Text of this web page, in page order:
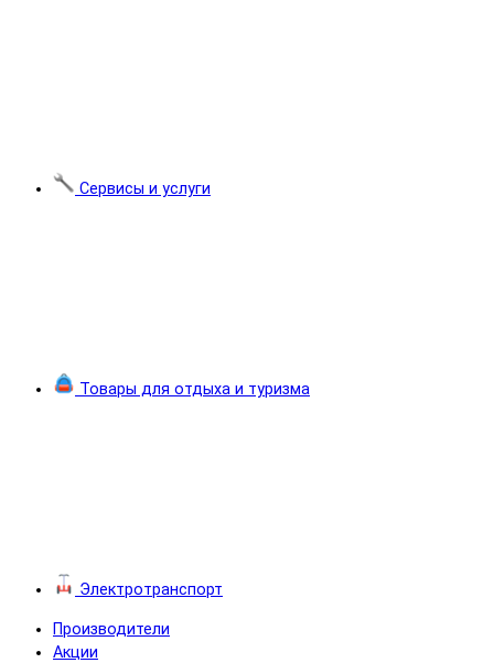
Сервисы и услуги
Товары для отдыха и туризма
Электротранспорт
Производители
Акции